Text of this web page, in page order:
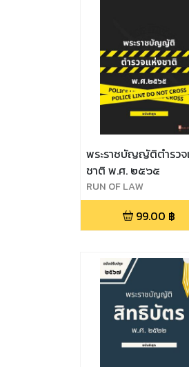
พระราชบัญญัติตำรวจ
ชาติ พ.ศ. ๒๕๖๕
RUN OF LAW
99.00 ฿